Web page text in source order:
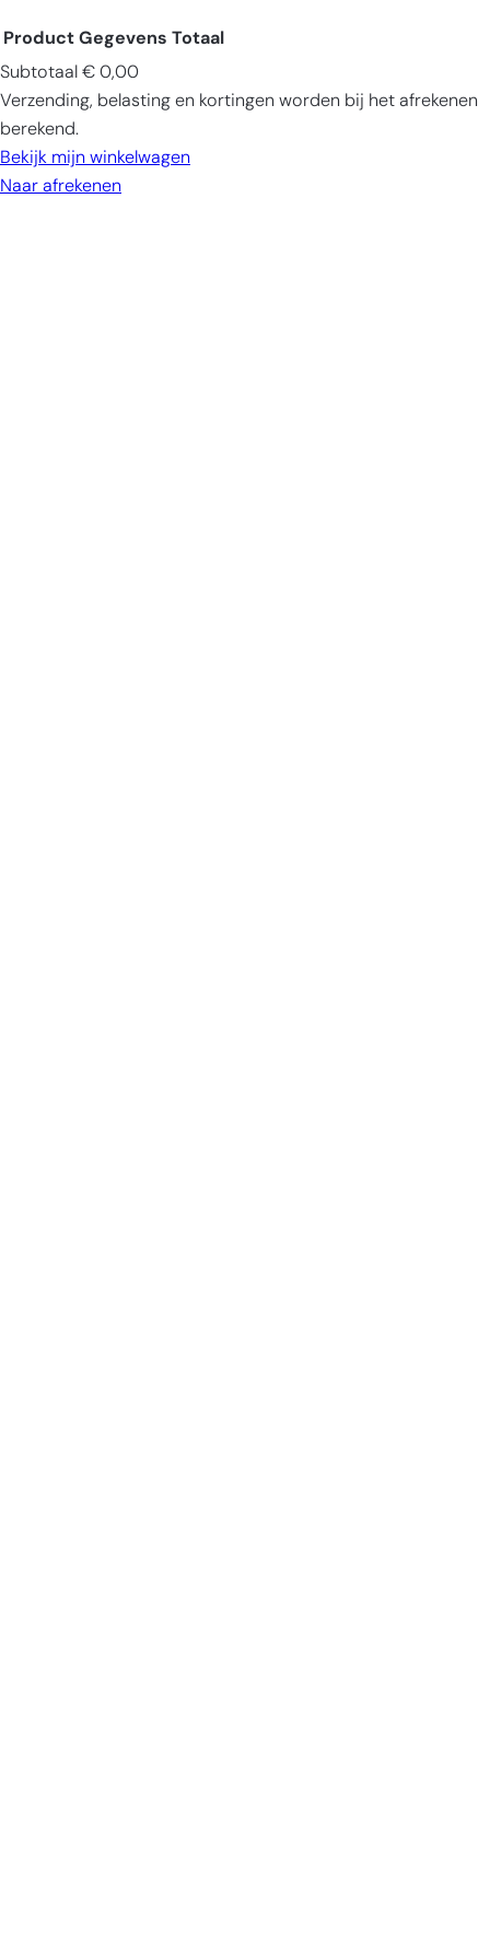
Producten
in
winkelwagen
Product Gegevens Totaal
Subtotaal € 0,00
Verzending, belasting en kortingen worden bij het afrekenen
berekend.
Bekijk mijn winkelwagen
Naar afrekenen